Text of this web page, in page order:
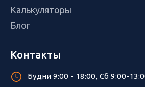
Калькуляторы
Блог
Контакты
Будни 9:00 - 18:00, Сб 9:00-